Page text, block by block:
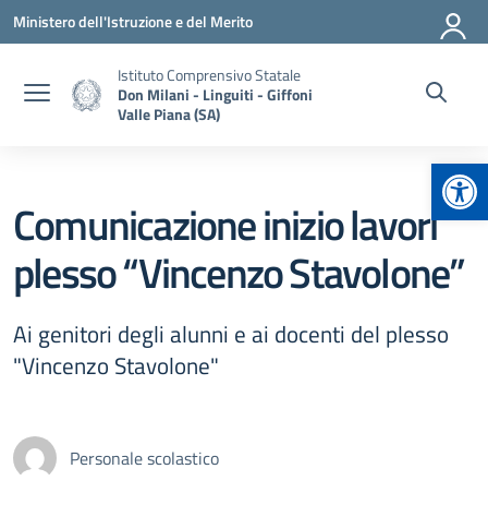
Vai ai contenuti
Vai al menu di navigazione
Vai al footer
Ministero dell'Istruzione e del Merito
Istituto Comprensivo Statale
Don Milani - Linguiti - Giffoni
Valle Piana (SA)
Comunicazione inizio lavori
plesso “Vincenzo Stavolone”
Ai genitori degli alunni e ai docenti del plesso
"Vincenzo Stavolone"
Personale scolastico